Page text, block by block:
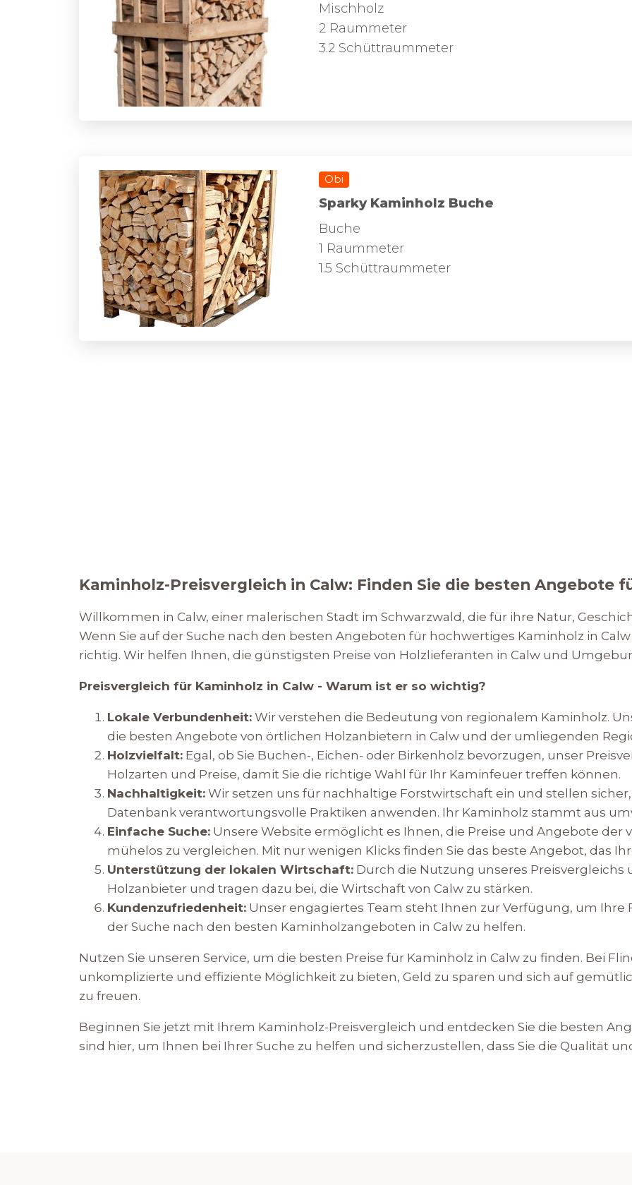
Mischholz
2 Raummeter
3.2 Schüttraummeter
Obi
Sparky Kaminholz Buche
Buche
1 Raummeter
1.5 Schüttraummeter
Kaminholz-Preisvergleich in Calw: Finden Sie die besten Angebote
Willkommen in Calw, einer malerischen Stadt im Schwarzwald, die für ihre Natur,
Wenn Sie auf der Suche nach den besten Angeboten für hochwertiges Kaminholz in
richtig. Wir helfen Ihnen, die günstigsten Preise von Holzlieferanten in Calw und
Preisvergleich für Kaminholz in Calw - Warum ist er so wichtig?
Lokale Verbundenheit: Wir verstehen die Bedeutung von regionalem Kaminholz.
die besten Angebote von örtlichen Holzanbietern in Calw und der umliegenden
Holzvielfalt: Egal, ob Sie Buchen-, Eichen- oder Birkenholz bevorzugen, unser
Holzarten und Preise, damit Sie die richtige Wahl für Ihr Kaminfeuer treffen können.
Nachhaltigkeit: Wir setzen uns für nachhaltige Forstwirtschaft ein und stellen
Datenbank verantwortungsvolle Praktiken anwenden. Ihr Kaminholz stammt aus
Einfache Suche: Unsere Website ermöglicht es Ihnen, die Preise und Angebote der
mühelos zu vergleichen. Mit nur wenigen Klicks finden Sie das beste Angebot, das
Unterstützung der lokalen Wirtschaft: Durch die Nutzung unseres
Holzanbieter und tragen dazu bei, die Wirtschaft von Calw zu stärken.
Kundenzufriedenheit: Unser engagiertes Team steht Ihnen zur Verfügung, um
der Suche nach den besten Kaminholzangeboten in Calw zu helfen.
Nutzen Sie unseren Service, um die besten Preise für Kaminholz in Calw zu finden. Bei
unkomplizierte und effiziente Möglichkeit zu bieten, Geld zu sparen und sich auf
zu freuen.
Beginnen Sie jetzt mit Ihrem Kaminholz-Preisvergleich und entdecken Sie die besten
sind hier, um Ihnen bei Ihrer Suche zu helfen und sicherzustellen, dass Sie die Qualität